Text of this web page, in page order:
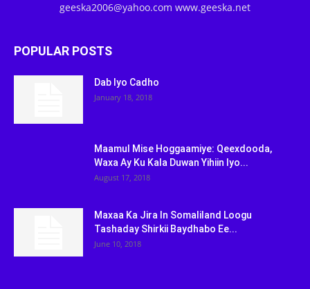
geeska2006@yahoo.com www.geeska.net
POPULAR POSTS
Dab Iyo Cadho
January 18, 2018
Maamul Mise Hoggaamiye: Qeexdooda,
Waxa Ay Ku Kala Duwan Yihiin Iyo...
August 17, 2018
Maxaa Ka Jira In Somaliland Loogu
Tashaday Shirkii Baydhabo Ee...
June 10, 2018